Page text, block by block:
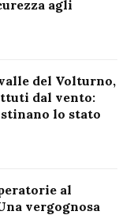
agli
del Volturno,
dal vento:
lo stato
al
vergognosa